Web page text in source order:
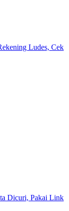
Ludes, Cek
Dicuri, Pakai Link